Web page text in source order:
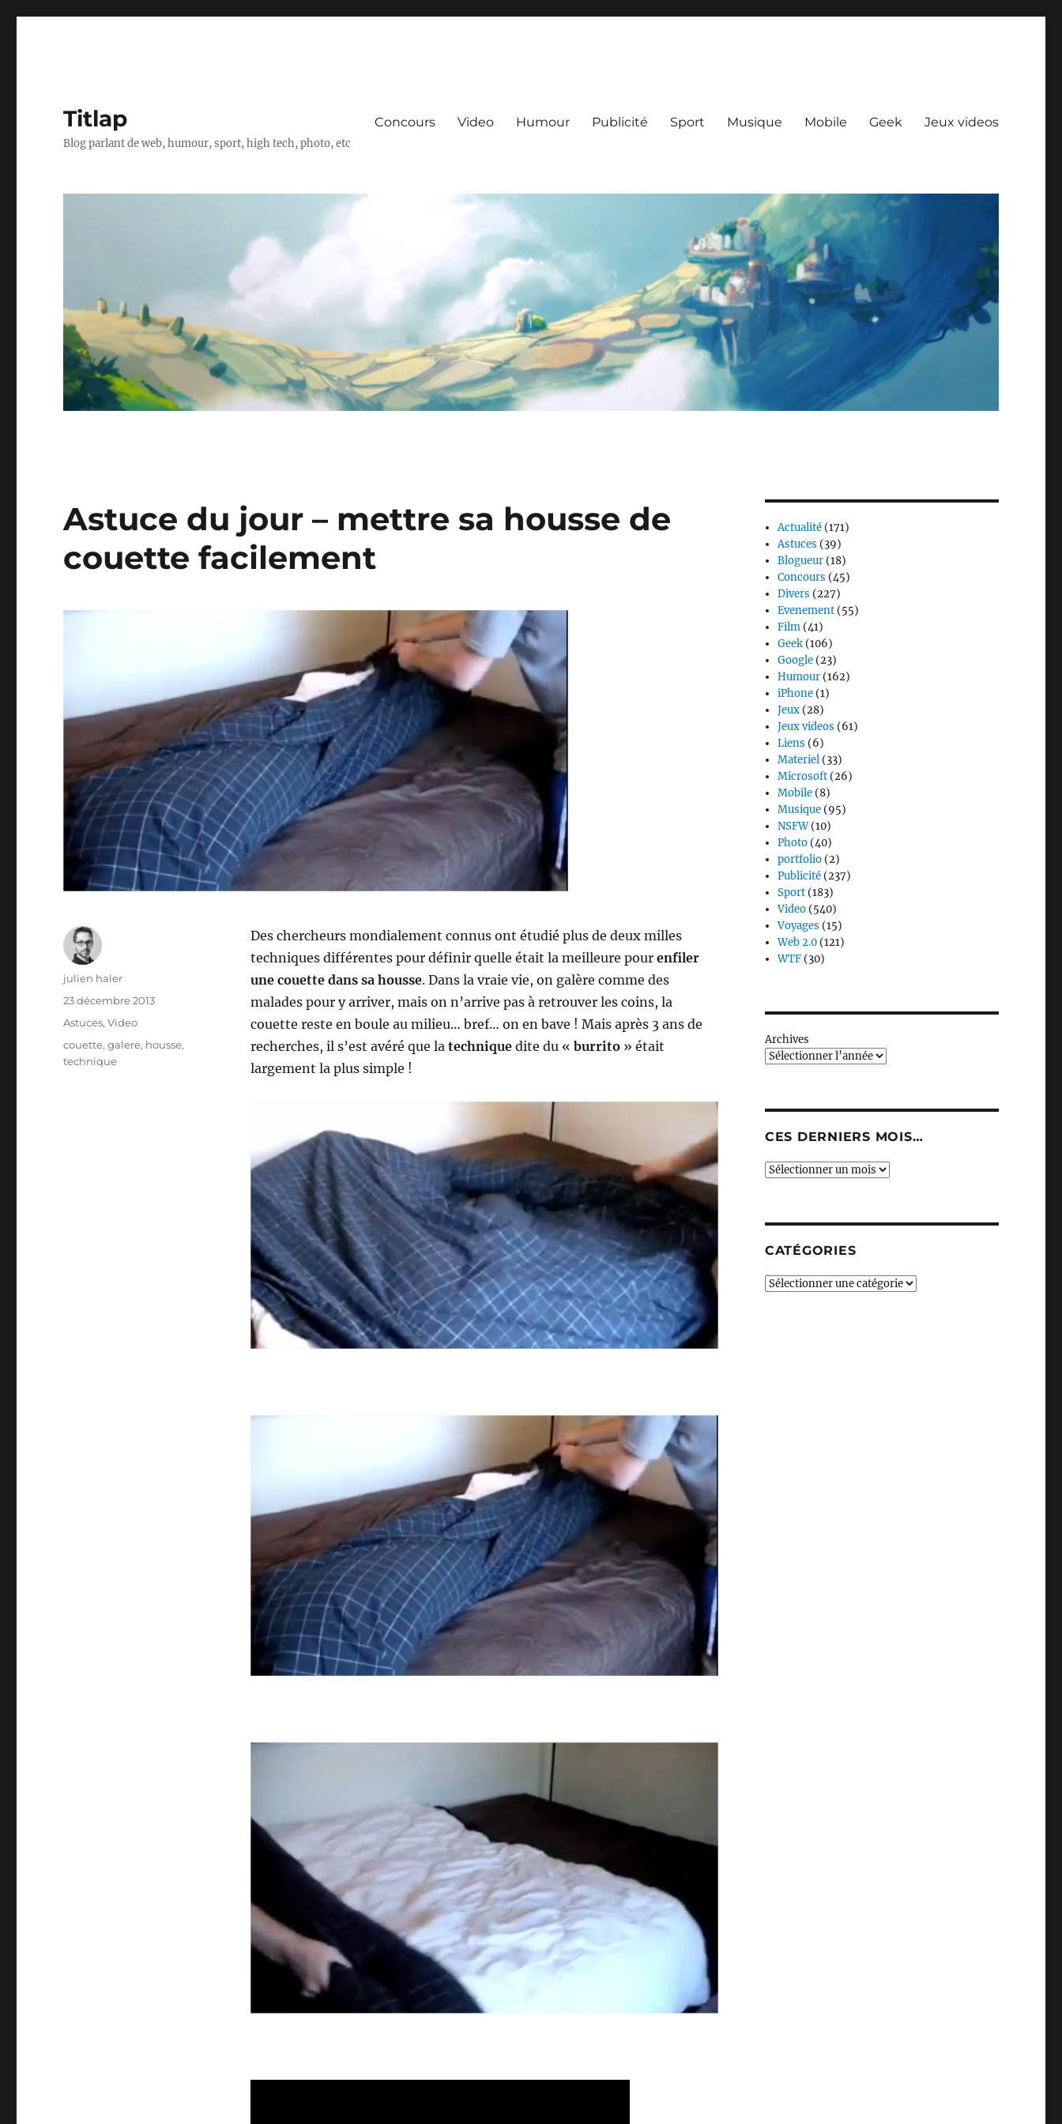
Titlap
Blog parlant de web, humour, sport, high tech, photo, etc
Concours Video Humour Publicité Sport Musique Mobile Geek Jeux videos
Astuce du jour – mettre sa housse de
couette facilement
Des chercheurs mondialement connus ont étudié plus de deux milles
techniques différentes pour définir quelle était la meilleure pour enfiler
une couette dans sa housse. Dans la vraie vie, on galère comme des
malades pour y arriver, mais on n’arrive pas à retrouver les coins, la
couette reste en boule au milieu… bref… on en bave ! Mais après 3 ans de
recherches, il s’est avéré que la technique dite du « burrito» était
largement la plus simple !
Auteur
julien haler
Publié
23 décembre 2013
Catégories
Astuces,Video
Étiquettes
couette,galere, housse,
technique
Actualité (171)
Astuces (39)
Blogueur (18)
Concours (45)
Divers (227)
Evenement (55)
Film (41)
Geek (106)
Google (23)
Humour (162)
iPhone (1)
Jeux (28)
Jeux videos (61)
Liens (6)
Materiel (33)
Microsoft (26)
Mobile (8)
Musique (95)
NSFW(10)
Photo (40)
portfolio (2)
Publicité (237)
Sport (183)
Video (540)
Voyages (15)
Web 2.0 (121)
WTF (30)
Archives
CES DERNIERS MOIS…
Ces
CATÉGORIES
Catégories